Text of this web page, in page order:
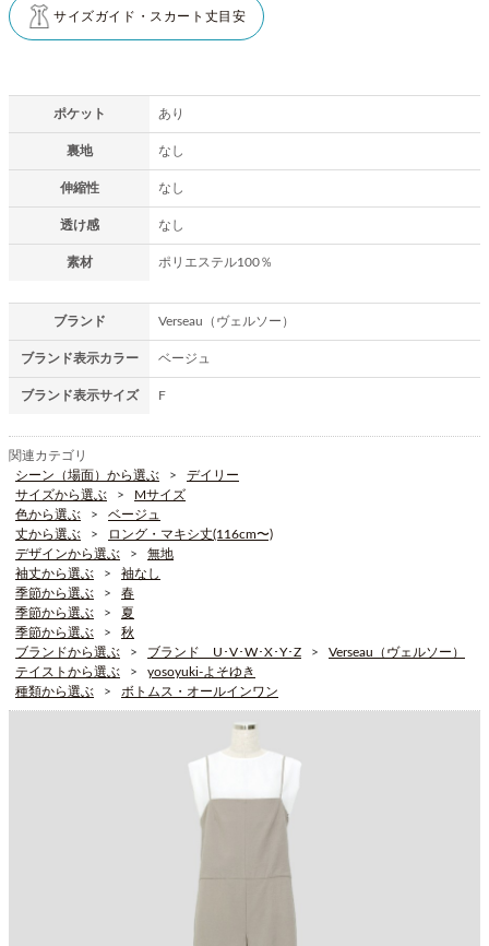
サイズガイド・スカート丈目安
ポケット あり
裏地 なし
伸縮性 なし
透け感 なし
素材 ポリエステル100％
ブランド Verseau（ヴェルソー）
ブランド表示カラー ベージュ
ブランド表示サイズ F
関連カテゴリ
シーン（場面）から選ぶ
デイリー
サイズから選ぶ
Mサイズ
色から選ぶ
ベージュ
丈から選ぶ
ロング・マキシ丈(116cm〜)
デザインから選ぶ
無地
袖丈から選ぶ
袖なし
季節から選ぶ
春
季節から選ぶ
夏
季節から選ぶ
秋
ブランドから選ぶ
ブランド U･V･W･X･Y･Z
Verseau（ヴェルソー）
テイストから選ぶ
yosoyuki-よそゆき
種類から選ぶ
ボトムス・オールインワン